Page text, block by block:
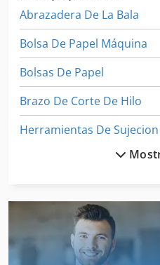
Abrazadera De La Bala
Bolsa De Papel Máquina
Bolsas De Papel
Brazo De Corte De Hilo
Herramientas De Sujecion
Herramientas Para
Para Balas
Para Trabajar La Madera